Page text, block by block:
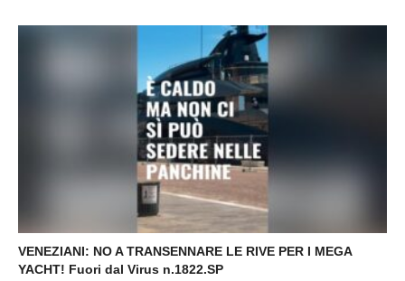
VENEZIANI: NO A TRANSENNARE LE RIVE PER I MEGA
YACHT! Fuori dal Virus n.1822.SP